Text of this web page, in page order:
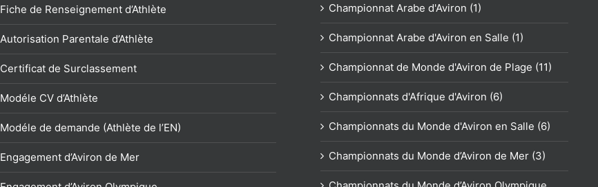
Fiche de Renseignement d’Athlète
Autorisation Parentale d’Athlète
Certificat de Surclassement
Modéle CV d’Athlète
Modéle de demande (Athlète de l’EN)
Engagement d’Aviron de Mer
Championnat Arabe d'Aviron (1)
Championnat Arabe d'Aviron en Salle (1)
Championnat de Monde d'Aviron de Plage (11)
Championnats d'Afrique d'Aviron (6)
Championnats du Monde d'Aviron en Salle (6)
Championnats du Monde d’Aviron de Mer (3)